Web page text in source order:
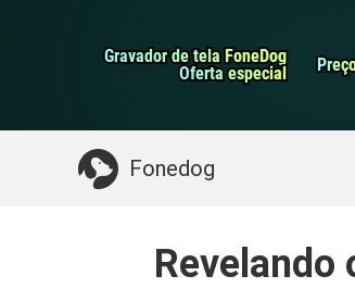
Gravador de tela FoneDog
Gravador de tela FoneDog
Oferta especial
Oferta especial
Fonedog
iPhone Cleaner
Algo que você pode precisar:
Revelando